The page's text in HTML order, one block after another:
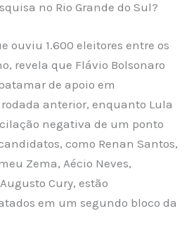
no Rio Grande do Sul?
ouviu 1.600 eleitores entre os
revela que Flávio Bolsonaro
de apoio em
anterior, enquanto Lula
negativa de um ponto
como Renan Santos,
Zema, Aécio Neves,
Cury, estão
em um segundo bloco da